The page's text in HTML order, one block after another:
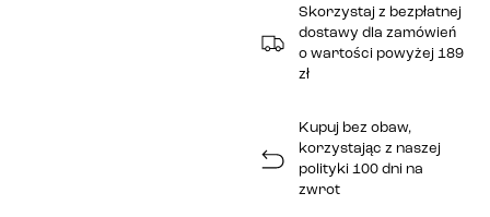
Skorzystaj z bezpłatnej
dostawy dla zamówień
o wartości powyżej 189
zł
Kupuj bez obaw,
korzystając z naszej
polityki 100 dni na
zwrot